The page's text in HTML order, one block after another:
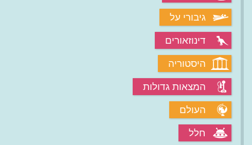
גיבורי על
דינוזאורים
היסטוריה
המצאות גדולות
העולם
חלל